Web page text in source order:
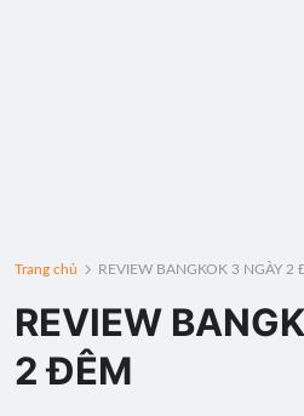
Trang chủ REVIEW BANGKOK 3 NGÀY 2
REVIEW
2 ĐÊM